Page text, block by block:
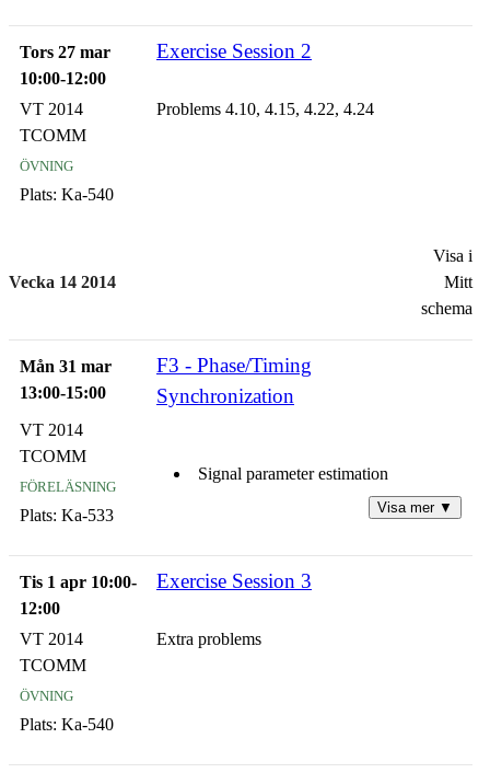
Tors 27 mar
10:00-12:00
Exercise Session 2
VT 2014
TCOMM
övning
Plats: Ka-540
Problems 4.10, 4.15, 4.22, 4.24
Vecka 14 2014
Visa i
Mitt
schema
Mån 31 mar
13:00-15:00
F3 - Phase/Timing
Synchronization
VT 2014
TCOMM
föreläsning
Plats: Ka-533
Signal parameter estimation
Symbol timing estimation
Performance characterization of
Visa mer ▼
Tis 1 apr 10:00-
12:00
Exercise Session 3
VT 2014
TCOMM
övning
Plats: Ka-540
Extra problems